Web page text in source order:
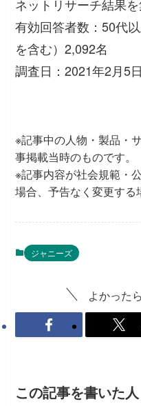
ネットリサーチ結果を
有効回答者数：50代
を含む）2,092名
調査日：2021年2月5日
※記事中の人物・製品・
事掲載当時のものです。
※記事内容が社会規範・
場合、予告なく変更する
ジャニーズ
よかった
この記事を書いた人